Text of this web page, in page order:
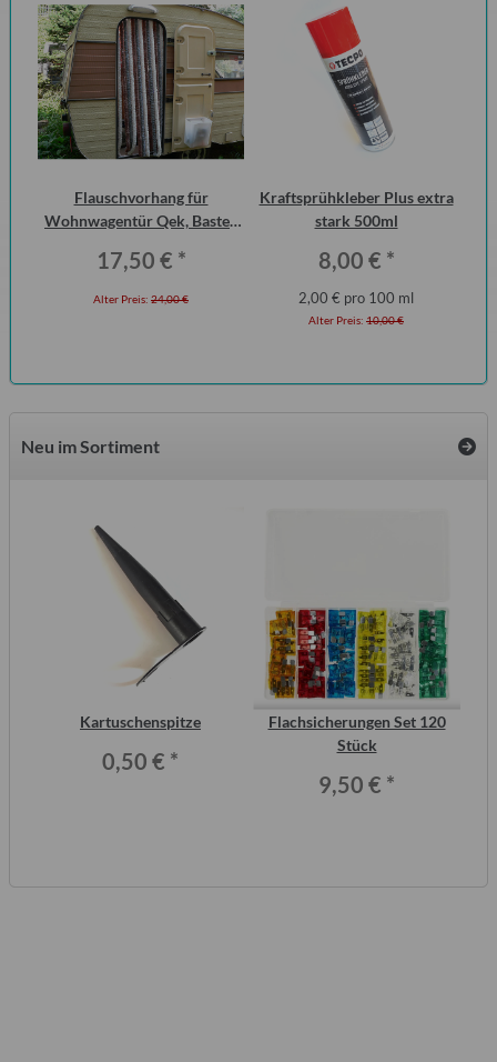
Flauschvorhang für
Wohnwagentür Qek, Bastei,
17,50 € *
Alter Preis: 24,00 €
Kraftsprühkleber Plus extra
stark 500ml
8,00 € *
2,00 € pro 100 ml
Alter Preis: 10,00 €
Neu im Sortiment
Kartuschenspitze
0,50 € *
Flachsicherungen Set 120
Stück
9,50 € *